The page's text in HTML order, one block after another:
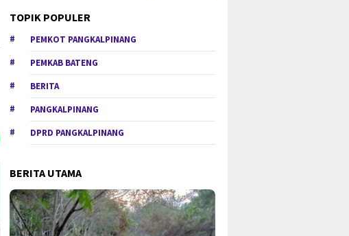
TOPIK POPULER
PEMKOT PANGKALPINANG
PEMKAB BATENG
BERITA
PANGKALPINANG
DPRD PANGKALPINANG
BERITA UTAMA